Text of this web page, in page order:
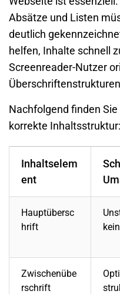
Absätze und Listen
deutlich
helfen, Inhalte schnell
Screenreader-Nutzer
Nachfolgend finden
korrekte Inhaltsstruktur:
Inhaltselem
ent
Hauptübersc
hrift
Zwischenübe
rschrift